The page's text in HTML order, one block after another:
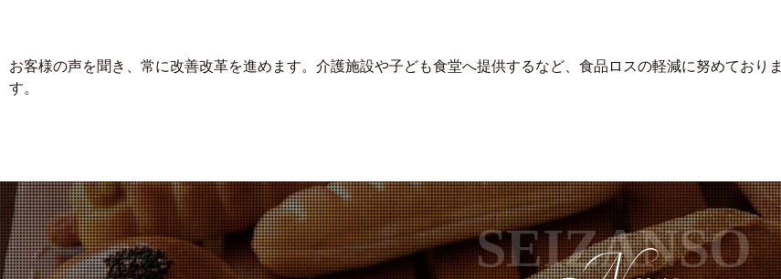
お客様の声を聞き、常に改善改革を進めます。介護施設や子ども食堂へ提供するなど、食品ロスの軽減に努めておりま
す。
SEIZANSO